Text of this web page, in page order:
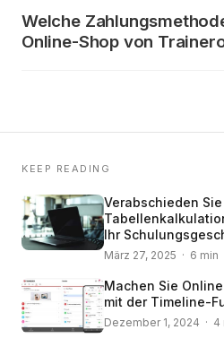
Welche
Online-Shop von
KEEP READING
Verabschieden
Ihr
März 27, 2025 · 6 min
Machen Sie
mit der Timeline-
Dezember 1, 2024 · 4